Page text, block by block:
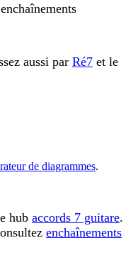
aussi par Ré7 et le
de diagrammes.
hub accords 7 guitare.
enchaînements